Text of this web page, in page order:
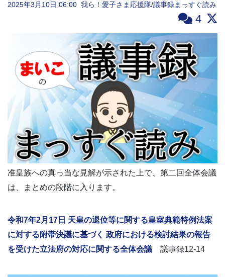
2025年3月10日 06:00 我ら！愛子さま応援隊/議事録まっすぐ読み
4
准皇族への真っ当な見解が示された上で、第二回全体会議
は、まとめの段階に入ります。
令和7年2月17日 天皇の退位等に関する皇室典範特例法案
に対する附帯決議に基づく 政府における検討結果の報告
を受けた立法府の対応に関する全体会議 議事録12-14